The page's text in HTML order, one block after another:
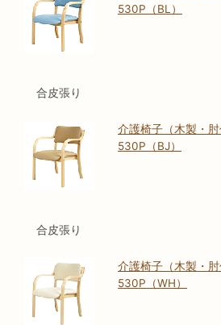
合皮張り
530P（BL）
合皮張り
介護椅子（木製・
530P（BJ）
介護椅子（木製・
530P（WH）